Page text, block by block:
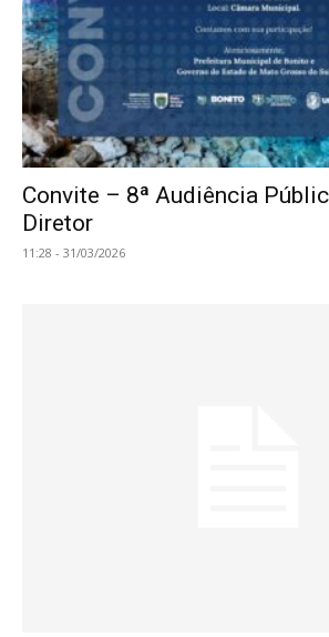
Convite – 8ª Audiência
Diretor
11:28 - 31/03/2026